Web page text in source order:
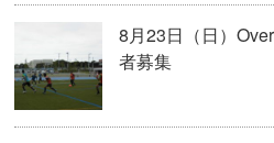
8月23日（日）
者募集